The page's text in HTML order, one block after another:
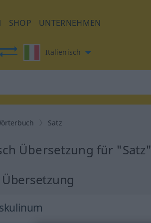
SHOP UNTERNEHMEN
Italienisch
Satz
Übersetzung für "Satz"